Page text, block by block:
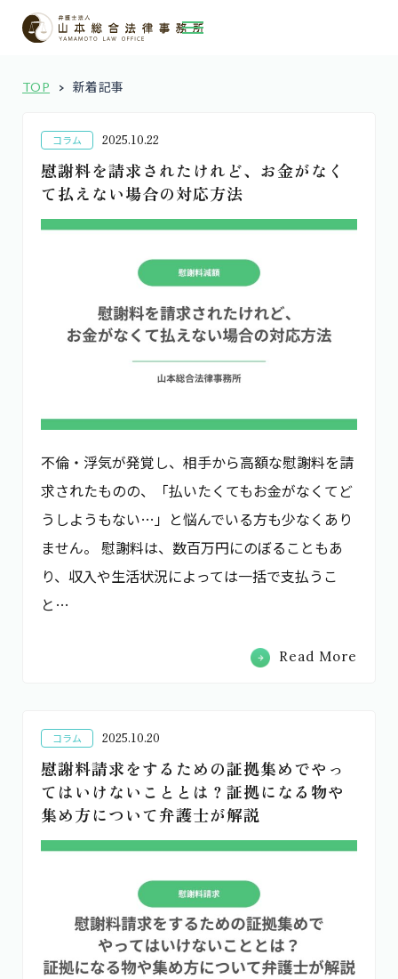
TOP 新着記事
コラム 2025.10.22
慰謝料を請求されたけれど、お金がなく
て払えない場合の対応方法
不倫・浮気が発覚し、相手から高額な慰謝料を請
求されたものの、「払いたくてもお金がなくてど
うしようもない…」と悩んでいる方も少なくあり
ません。 慰謝料は、数百万円にのぼることもあ
り、収入や生活状況によっては一括で支払うこ
と…
Read More
コラム 2025.10.20
慰謝料請求をするための証拠集めでやっ
てはいけないこととは？証拠になる物や
集め方について弁護士が解説